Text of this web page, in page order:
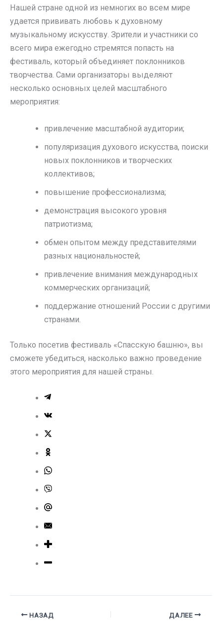
Нашей стране одной из немногих во всем мире
удается прививать любовь к духовному
музыкальному искусству. Зрители и участники со
всего мира ежегодно стремятся попасть на
фестиваль, который объединяет поклонников
творчества. Сами организаторы выделяют
несколько основных целей масштабного
мероприятия:
привлечение масштабной аудитории;
популяризация духового искусства, поиски
новых поклонников и творческих
коллективов;
повышение профессионализма;
демонстрация высокого уровня
патриотизма;
обмен опытом между представителями
разных национальностей;
привлечение внимания международных
коммерческих организаций;
поддержание отношений России с другими
странами.
Только посетив фестиваль «Спасскую башню», вы
сможете убедиться, насколько важно проведение
этого мероприятия для нашей страны.
НАЗАД ДАЛЕЕ